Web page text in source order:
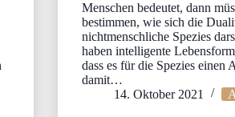
Menschen bedeutet, dann
bestimmen, wie sich die
nichtmenschliche Spezies
haben intelligente
dass es für die Spezies einen
damit…
14. Oktober 2021